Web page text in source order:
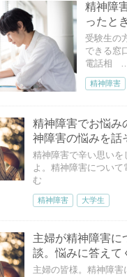
精神障
ったと
受験生の
できる窓
電話相
精神障害
精神障害でお悩み
神障害の悩みを話
精神障害で辛い思いを
よ。精神障害につい
む
精神障害 大学生
主婦が精神障害に
談。悩みに答えて
主婦の皆様。精神障